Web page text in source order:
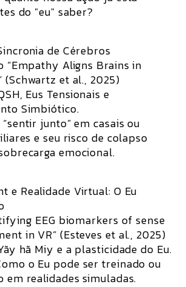
do "eu" saber?
de Cérebros
“Empathy Aligns Brains in
(Schwartz et al., 2025)
Eus Tensionais e
Simbiótico.
“sentir junto” em casais ou
e seu risco de colapso
emocional.
e Realidade Virtual: O Eu
EEG biomarkers of sense
in VR” (Esteves et al., 2025)
hã Miy e a plasticidade do Eu.
o Eu pode ser treinado ou
em realidades simuladas.